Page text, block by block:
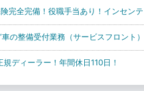
完全完備！役職手当あり！インセン
の整備受付業務（サービスフロント）
ディーラー！年間休日110日！